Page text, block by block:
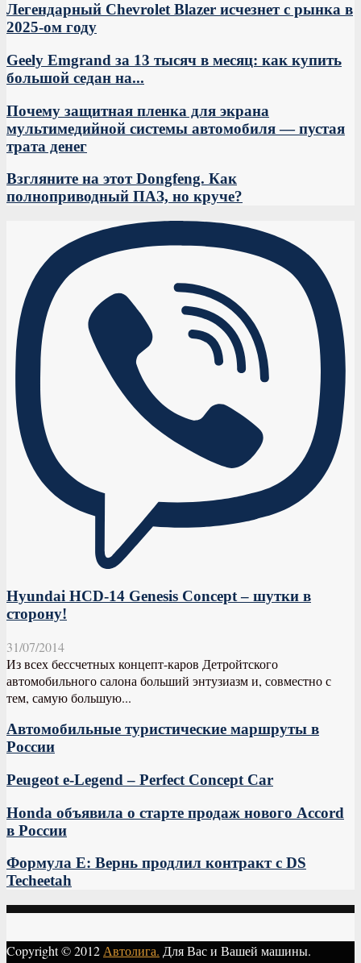
Легендарный Chevrolet Blazer исчезнет с рынка в
2025-ом году
Geely Emgrand за 13 тысяч в месяц: как купить
большой седан на...
Почему защитная пленка для экрана
мультимедийной системы автомобиля — пустая
трата денег
Взгляните на этот Dongfeng. Как
полноприводный ПАЗ, но круче?
Hyundai HCD-14 Genesis Concept – шутки в
сторону!
31/07/2014
Из всех бессчетных концепт-каров Детройтского
автомобильного салона больший энтузиазм и, совместно с
тем, самую большую...
Автомобильные туристические маршруты в
России
Peugeot e-Legend – Perfect Concept Car
Honda объявила о старте продаж нового Accord
в России
Формула E: Вернь продлил контракт с DS
Techeetah
Copyright © 2012 Автолига. Для Вас и Вашей машины.